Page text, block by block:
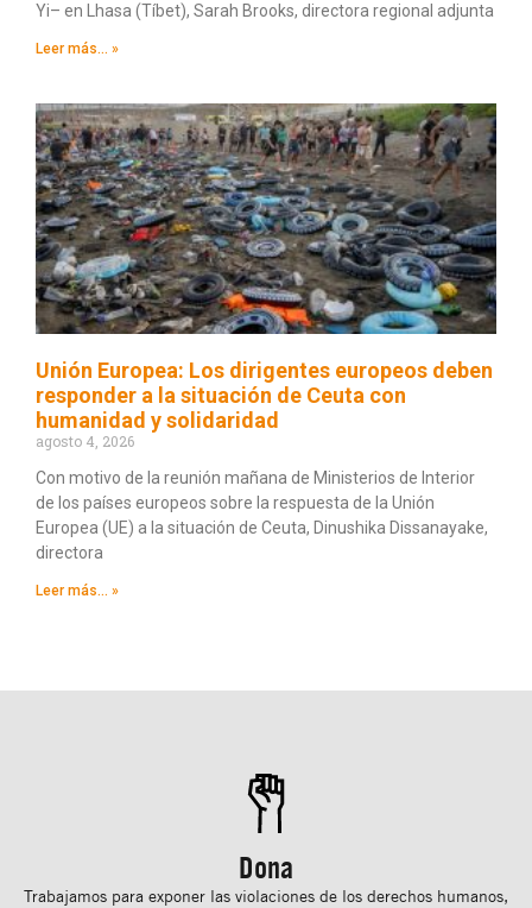
Yi– en Lhasa (Tíbet), Sarah Brooks, directora regional adjunta
Leer más... »
Unión Europea: Los dirigentes europeos deben
responder a la situación de Ceuta con
humanidad y solidaridad
agosto 4, 2026
Con motivo de la reunión mañana de Ministerios de Interior
de los países europeos sobre la respuesta de la Unión
Europea (UE) a la situación de Ceuta, Dinushika Dissanayake,
directora
Leer más... »
Dona
Trabajamos para exponer las violaciones de los derechos humanos,